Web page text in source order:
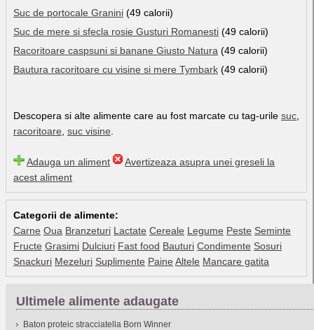
Suc de portocale Granini (49 calorii)
Suc de mere si sfecla rosie Gusturi Romanesti (49 calorii)
Racoritoare caspsuni si banane Giusto Natura (49 calorii)
Bautura racoritoare cu visine si mere Tymbark (49 calorii)
Descopera si alte alimente care au fost marcate cu tag-urile suc
racoritoare suc visine
Adauga un aliment
Avertizeaza asupra unei greseli la
acest aliment
Categorii de alimente:
Carne Oua Branzeturi Lactate Cereale Legume Peste Seminte
Fructe Grasimi Dulciuri Fast food Bauturi Condimente Sosuri
Snackuri Mezeluri Suplimente Paine Altele Mancare gatita
Ultimele alimente adaugate
Baton proteic stracciatella Born Winner